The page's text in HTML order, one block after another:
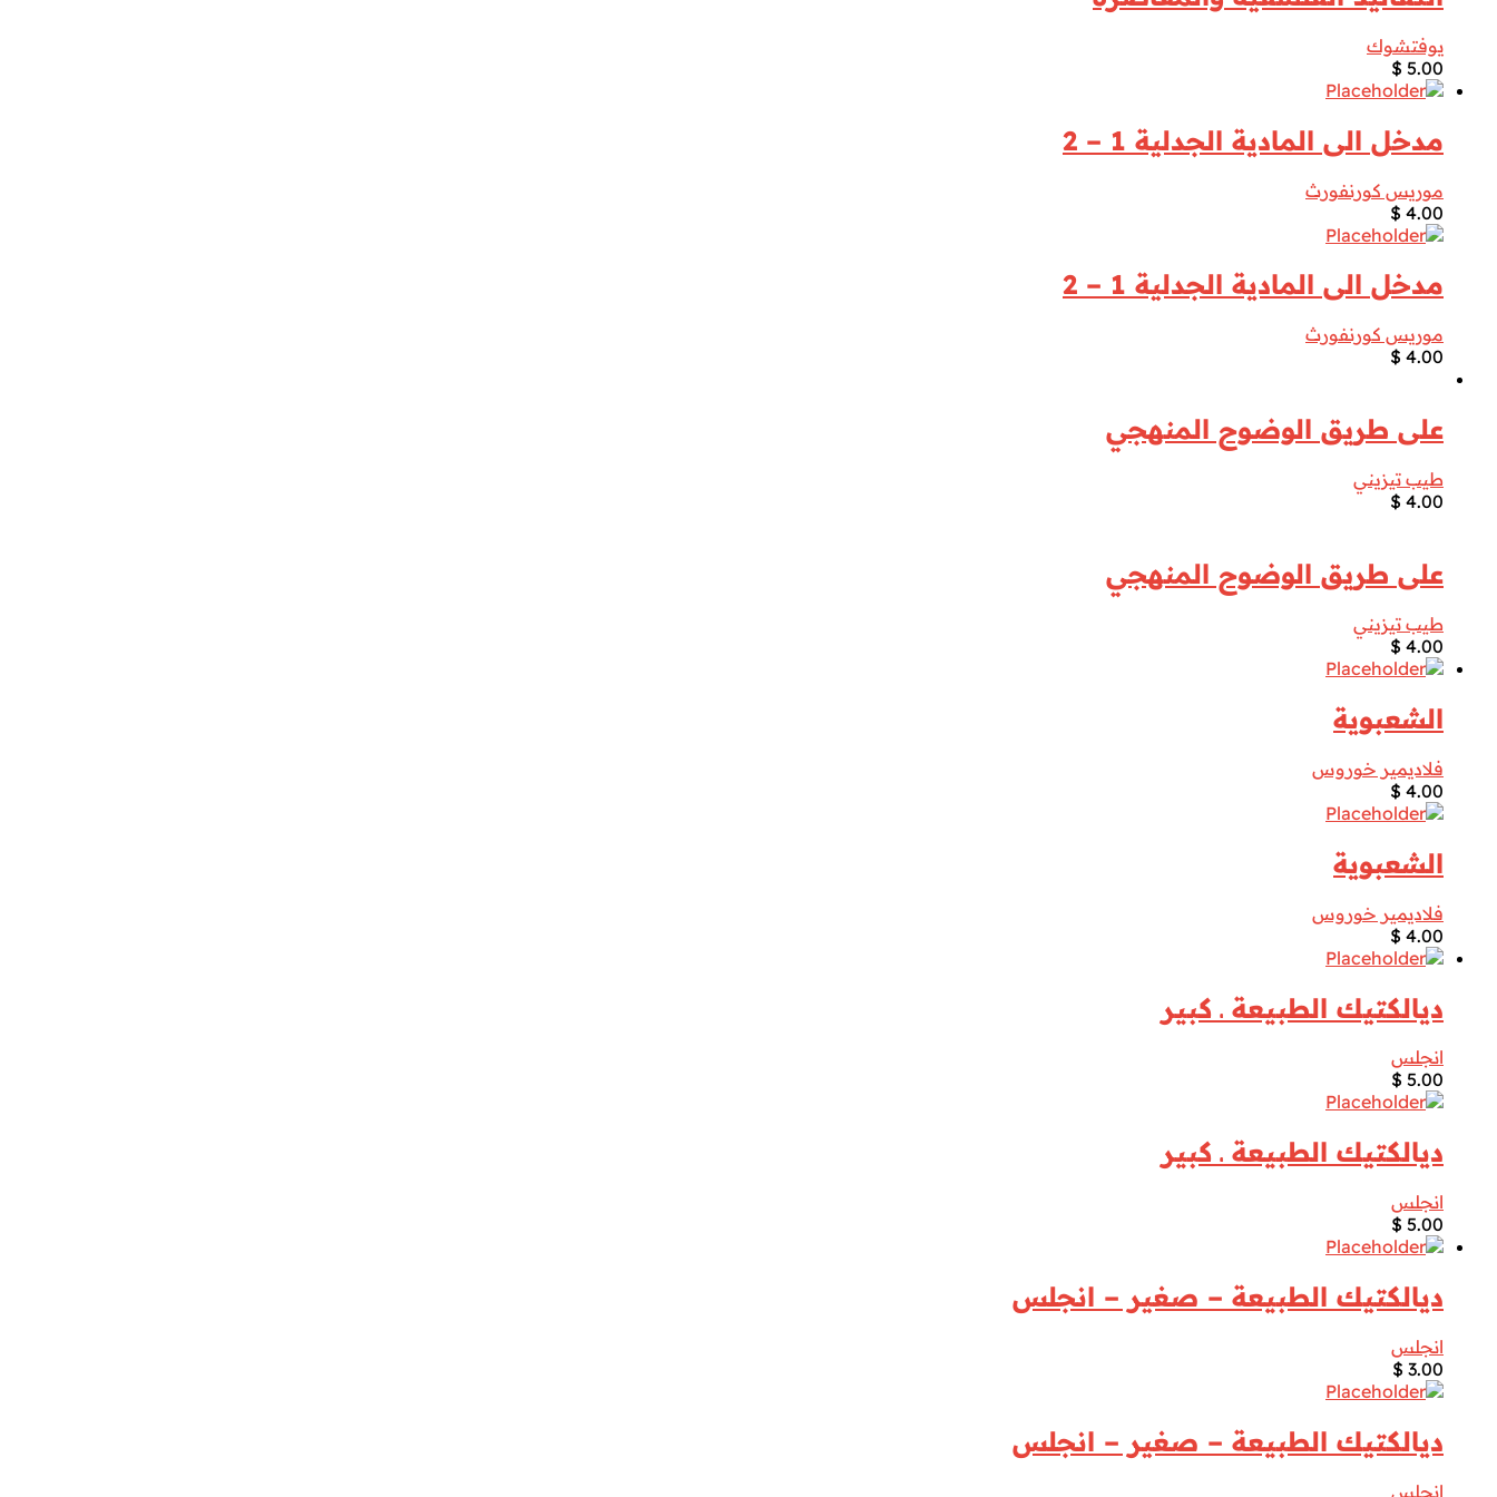
يوفتشوك
$ 5.00
مدخل الى المادية الجدلية 1 – 2
موريس كورنفورث
$ 4.00
مدخل الى المادية الجدلية 1 – 2
موريس كورنفورث
$ 4.00
على طريق الوضوح المنهجي
طيب تيزيني
$ 4.00
على طريق الوضوح المنهجي
طيب تيزيني
$ 4.00
الشعبوية
فلاديمير خوروس
$ 4.00
الشعبوية
فلاديمير خوروس
$ 4.00
ديالكتيك الطبيعة ـ كبير
انجلس
$ 5.00
ديالكتيك الطبيعة ـ كبير
انجلس
$ 5.00
ديالكتيك الطبيعة – صغير – انجلس
انجلس
$ 3.00
ديالكتيك الطبيعة – صغير – انجلس
انجلس